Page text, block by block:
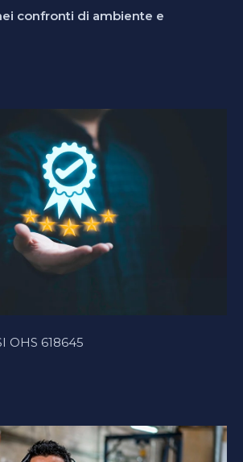
confronti di ambiente e
OHS 618645